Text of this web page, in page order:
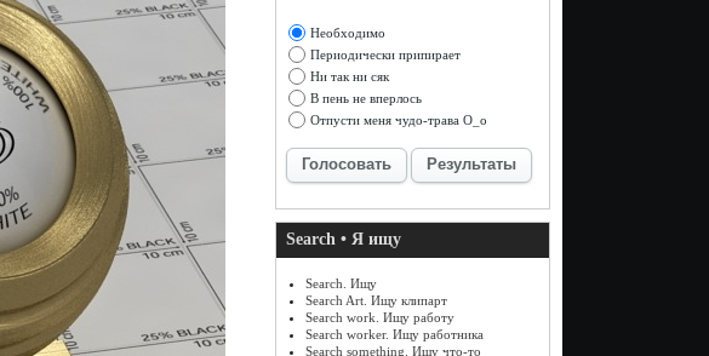
Необходимо
Периодически припирает
Ни так ни сяк
В пень не вперлось
Отпусти меня чудо-трава О_о
Голосовать Результаты
Search • Я ищу
Search. Ищу
Search Art. Ищу клипарт
Search work. Ищу работу
Search worker. Ищу работника
Search something. Ищу что-то